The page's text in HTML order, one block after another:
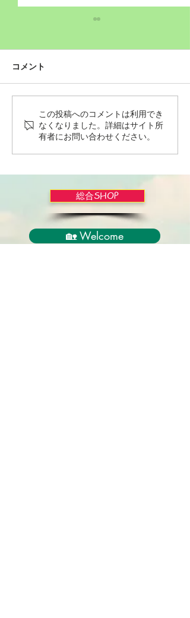
Wordだけで作っちゃおう
～★みことば職人るちゃ
ん('◇')ゞ
コメント
この投稿へのコメントは利用でき
なくなりました。詳細はサイト所
有者にお問い合わせください。
総合SHOP
🏡 Welcome